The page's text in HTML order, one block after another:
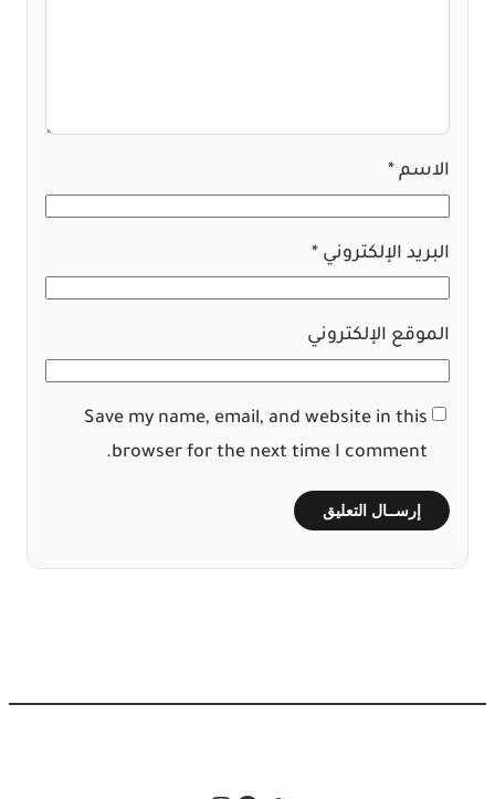
الاسم*
البريد الإلكتروني*
الموقع الإلكتروني
Save my name, email, and website in this
browser for the next time I comment.